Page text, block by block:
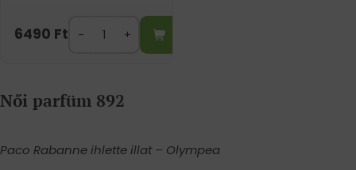
6490 Ft
Női parfüm 892
Paco Rabanne ihlette illat – Olympea